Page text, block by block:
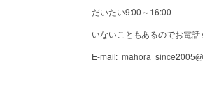
だいたい9:00～16:00
いないこともあるのでお電話
E-mail: